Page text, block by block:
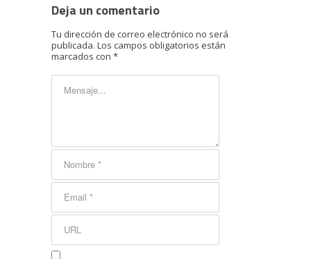
Deja un comentario
Tu dirección de correo electrónico no será
publicada. Los campos obligatorios están
marcados con *